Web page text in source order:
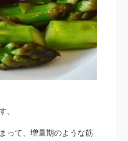
。
って、増量期のような筋